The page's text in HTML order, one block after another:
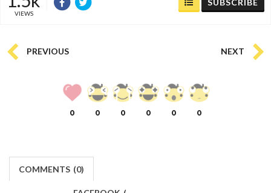
VIEWS
SUBSCRIBE
PREVIOUS NEXT
0 0 0 0 0 0
COMMENTS (0)